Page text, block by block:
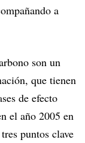
a
son un
que tienen
de efecto
el año 2005 en
puntos clave